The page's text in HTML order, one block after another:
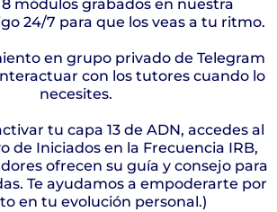
8 módulos grabados en nuestra
24/7 para que los veas a tu ritmo.
en grupo privado de Telegram
con los tutores cuando lo
necesites.
tu capa 13 de ADN, accedes al
de Iniciados en la Frecuencia IRB,
ofrecen su guía y consejo para
Te ayudamos a empoderarte por
en tu evolución personal.)